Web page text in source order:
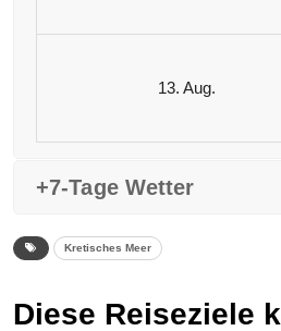
13. Aug.
+7-Tage Wetter
Kretisches Meer
Diese Reiseziele